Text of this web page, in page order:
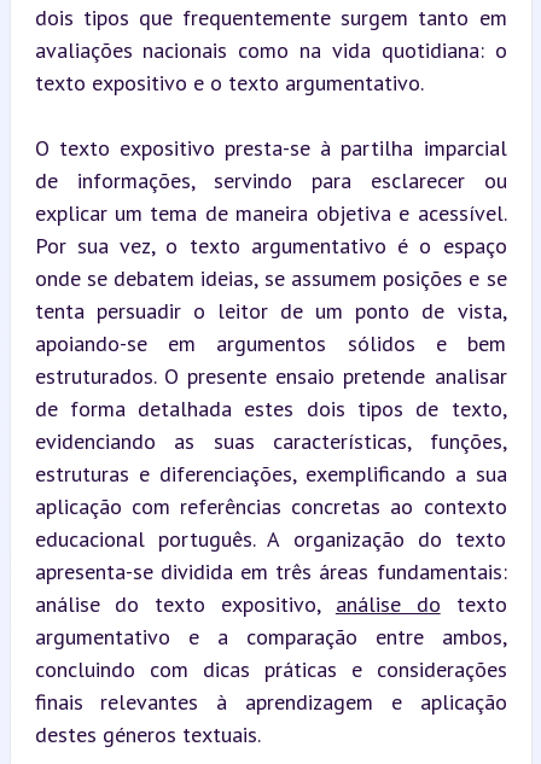
dois tipos que frequentemente surgem tanto em
avaliações nacionais como na vida quotidiana: o
texto expositivo e o texto argumentativo.
O texto expositivo presta-se à partilha imparcial
de informações, servindo para esclarecer ou
explicar um tema de maneira objetiva e acessível.
Por sua vez, o texto argumentativo é o espaço
onde se debatem ideias, se assumem posições e se
tenta persuadir o leitor de um ponto de vista,
apoiando-se em argumentos sólidos e bem
estruturados. O presente ensaio pretende analisar
de forma detalhada estes dois tipos de texto,
evidenciando as suas características, funções,
estruturas e diferenciações, exemplificando a sua
aplicação com referências concretas ao contexto
educacional português. A organização do texto
apresenta-se dividida em três áreas fundamentais:
análise do texto expositivo, análise do texto
argumentativo e a comparação entre ambos,
concluindo com dicas práticas e considerações
finais relevantes à aprendizagem e aplicação
destes géneros textuais.